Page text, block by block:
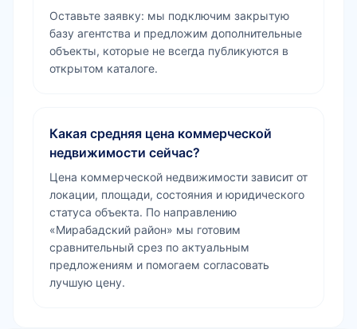
Оставьте заявку: мы подключим закрытую
базу агентства и предложим дополнительные
объекты, которые не всегда публикуются в
открытом каталоге.
Какая средняя цена коммерческой
недвижимости сейчас?
Цена коммерческой недвижимости зависит от
локации, площади, состояния и юридического
статуса объекта. По направлению
«Мирабадский район» мы готовим
сравнительный срез по актуальным
предложениям и помогаем согласовать
лучшую цену.